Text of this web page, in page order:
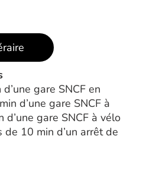
gare SNCF en
d’une gare SNCF à
d’une gare SNCF à vélo
de 10 min d’un arrêt de